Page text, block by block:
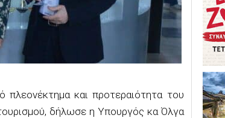
πλεονέκτημα και προτεραιότητα του
δήλωσε η Υπουργός κα Όλγα